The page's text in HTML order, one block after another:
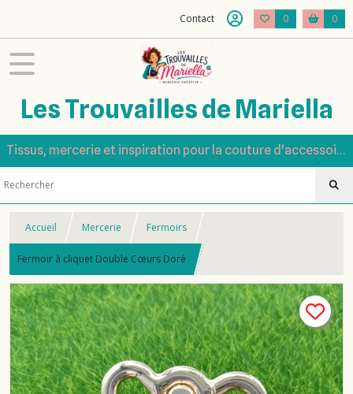
Contact 0 0
Les Trouvailles de Mariella
Tissus, mercerie et inspiration pour la couture d'accessoires
Accueil Mercerie Fermoirs
Fermoir à cliquet Double Cœurs Doré